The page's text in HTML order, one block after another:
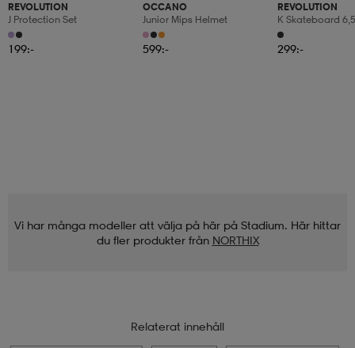
REVOLUTION
J Protection Set
199:-
OCCANO
Junior Mips Helmet
599:-
REVOLUTION
K Skateboard 6,5
299:-
Vi har många modeller att välja på här på Stadium. Här hittar
du fler produkter från NORTHIX
Relaterat innehåll